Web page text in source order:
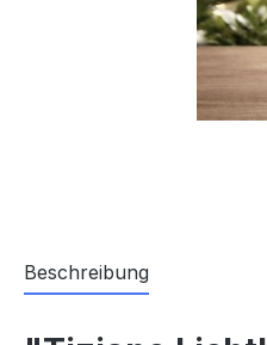
Beschreibung